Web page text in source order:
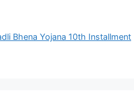
Bhena Yojana 10th Installment